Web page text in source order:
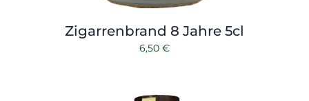
Zigarrenbrand 8 Jahre 5cl
6,50 €